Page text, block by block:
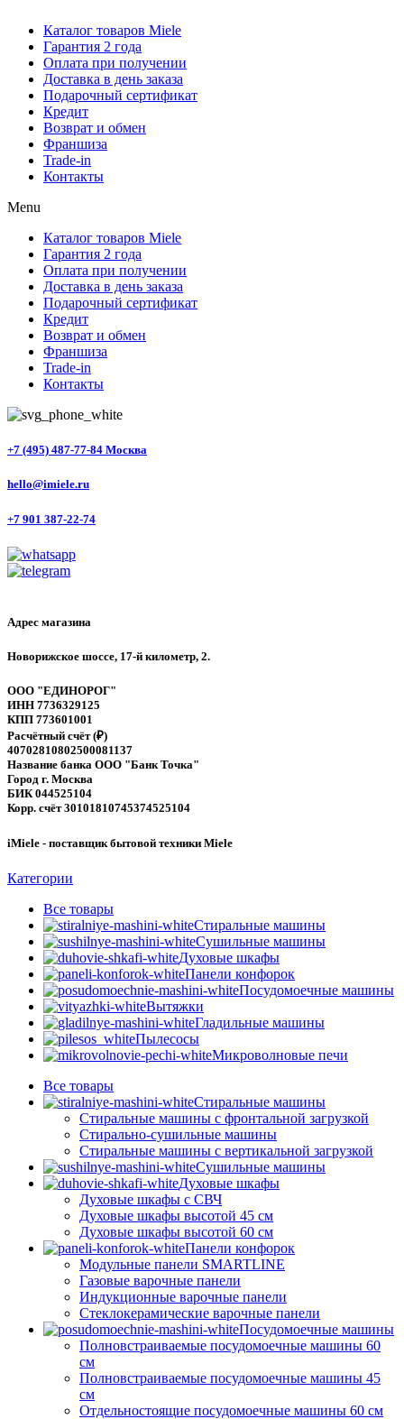
Каталог товаров Miele
Гарантия 2 года
Оплата при получении
Доставка в день заказа
Подарочный сертификат
Кредит
Возврат и обмен
Франшиза
Trade-in
Контакты
Menu
Каталог товаров Miele
Гарантия 2 года
Оплата при получении
Доставка в день заказа
Подарочный сертификат
Кредит
Возврат и обмен
Франшиза
Trade-in
Контакты
+7 (495) 487-77-84 Москва
hello@imiele.ru
+7 901 387-22-74
Адрес магазина
Новорижское шоссе, 17-й километр, 2.
ООО "ЕДИНОРОГ"
ИНН 7736329125
КПП 773601001
Расчётный счёт (₽)
40702810802500081137
Название банка ООО "Банк Точка"
Город г. Москва
БИК 044525104
Корр. счёт 30101810745374525104
iMiele - поставщик бытовой техники Miele
Категории
Все товары
Стиральные машины
Сушильные машины
Духовые шкафы
Панели конфорок
Посудомоечные машины
Вытяжки
Гладильные машины
Пылесосы
Микроволновые печи
Все товары
Стиральные машины
Стиральные машины с фронтальной загрузкой
Стирально-сушильные машины
Стиральные машины с вертикальной загрузкой
Сушильные машины
Духовые шкафы
Духовые шкафы с СВЧ
Духовые шкафы высотой 45 см
Духовые шкафы высотой 60 см
Панели конфорок
Модульные панели SMARTLINE
Газовые варочные панели
Индукционные варочные панели
Стеклокерамические варочные панели
Посудомоечные машины
Полновстраиваемые посудомоечные машины 60
см
Полновстраиваемые посудомоечные машины 45
см
Отдельностоящие посудомоечные машины 60 см